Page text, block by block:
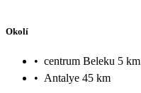
Okolí
• centrum Beleku 5 km
• Antalye 45 km